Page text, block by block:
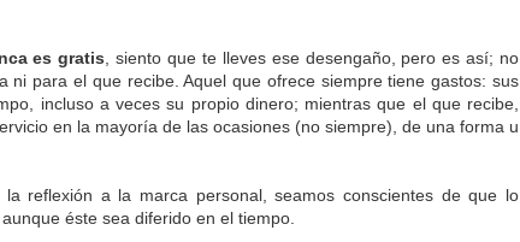
es gratis , siento que te lleves ese desengaño, pero es así; no
ni para el que recibe. Aquel que ofrece siempre tiene gastos: sus
incluso a veces su propio dinero; mientras que el que recibe,
en la mayoría de las ocasiones (no siempre), de una forma u
reflexión a la marca personal, seamos conscientes de que lo
éste sea diferido en el tiempo.